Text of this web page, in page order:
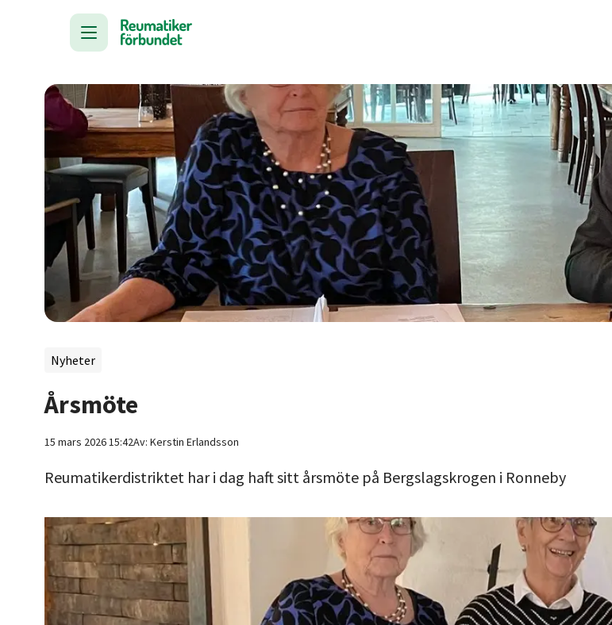
Nyheter
Årsmöte
15 mars 2026 15:42Av: Kerstin Erlandsson
Reumatikerdistriktet har i dag haft sitt årsmöte på Bergslagskrogen i Ronneby